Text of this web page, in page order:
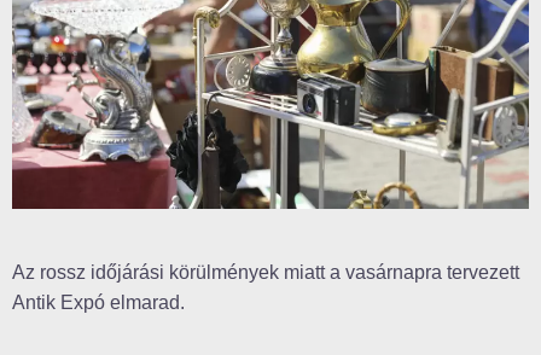
Az rossz időjárási körülmények miatt a vasárnapra tervezett
Antik Expó elmarad.